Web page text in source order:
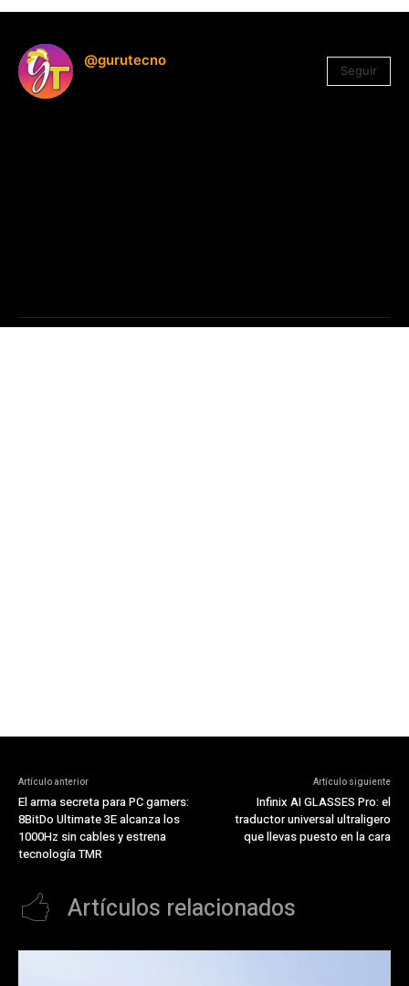
@gurutecno
Seguir
Artículo anterior
El arma secreta para PC gamers:
8BitDo Ultimate 3E alcanza los
1000Hz sin cables y estrena
tecnología TMR
Artículo siguiente
Infinix AI GLASSES Pro: el
traductor universal ultraligero
que llevas puesto en la cara
Artículos relacionados